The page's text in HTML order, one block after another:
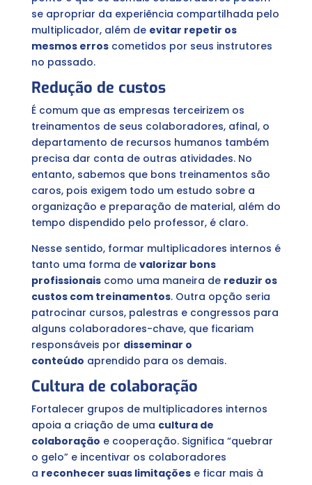
se apropriar da experiência compartilhada pelo
multiplicador, além de evitar repetir os
mesmos erroscometidos por seus instrutores
no passado.
Redução de custos
É comum que as empresas terceirizem os
treinamentos de seus colaboradores, afinal, o
departamento de recursos humanos também
precisa dar conta de outras atividades. No
entanto, sabemos que bons treinamentos são
caros, pois exigem todo um estudo sobre a
organização e preparação de material, além do
tempo dispendido pelo professor, é claro.
Nesse sentido, formar multiplicadores internos é
tanto uma forma de valorizar bons
profissionaiscomo uma maneira de reduzir os
custos com treinamentos. Outra opção seria
patrocinar cursos, palestras e congressos para
alguns colaboradores-chave, que ficariam
responsáveis por disseminar o
conteúdo aprendido para os demais.
Cultura de colaboração
Fortalecer grupos de multiplicadores internos
apoia a criação de uma cultura de
colaboração e cooperação. Significa “quebrar
o gelo” e incentivar os colaboradores
a reconhecer suas limitaçõese ficar mais à